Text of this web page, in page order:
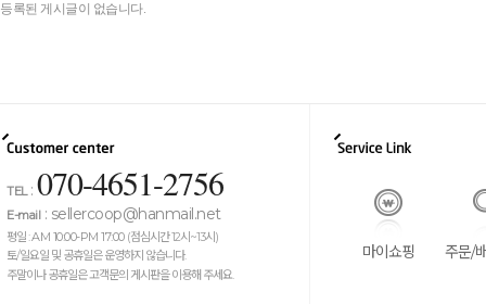
등록된 게시글이 없습니다.
TEL: 070-4651-2756
E-mail: sellercoop@hanmail.net
평일 :AM 10:00-PM 17:00 (점심시간 12시~13시)
토/일요일 및 공휴일은 운영하지 않습니다.
주말이나 공휴일은 고객문의 게시판을 이용해 주세요.
마이쇼핑 주문/